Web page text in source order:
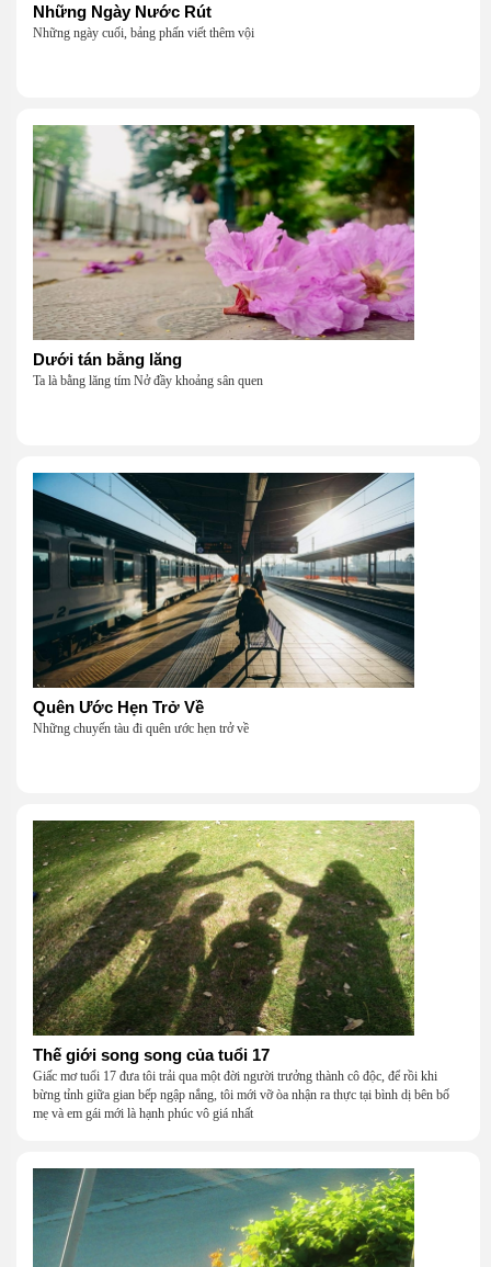
Những Ngày Nước Rút
Những ngày cuối, bảng phấn viết thêm vội
Dưới tán bằng lăng
Ta là bằng lăng tím Nở đầy khoảng sân quen
Quên Ước Hẹn Trở Về
Những chuyến tàu đi quên ước hẹn trở về
Thế giới song song của tuổi 17
Giấc mơ tuổi 17 đưa tôi trải qua một đời người trưởng thành cô độc, để rồi khi
bừng tỉnh giữa gian bếp ngập nắng, tôi mới vỡ òa nhận ra thực tại bình dị bên bố
mẹ và em gái mới là hạnh phúc vô giá nhất